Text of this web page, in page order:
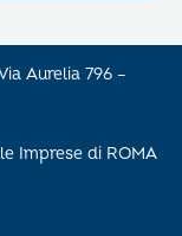
Aurelia 796 –
Imprese di ROMA